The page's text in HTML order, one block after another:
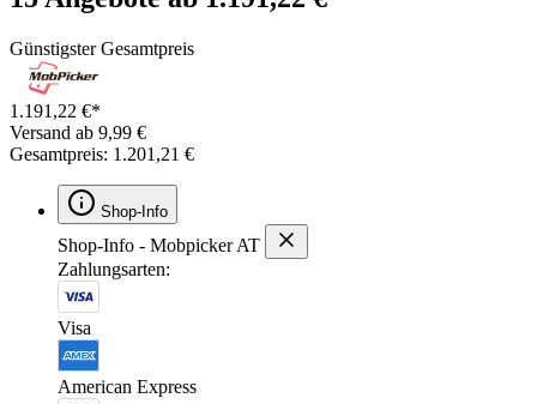
Günstigster Gesamtpreis
1.191,22 €*
Versand ab 9,99 €
Gesamtpreis: 1.201,21 €
Shop-Info
Shop-Info - Mobpicker AT
Zahlungsarten:
Visa
American Express